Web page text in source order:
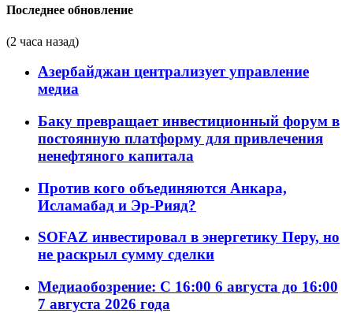
Последнее обновление
(2 часа назад)
Азербайджан централизует управление
медиа
Баку превращает инвестиционный форум в
постоянную платформу для привлечения
ненефтяного капитала
Против кого объединяются Анкара,
Исламабад и Эр-Рияд?
SOFAZ инвестировал в энергетику Перу, но
не раскрыл сумму сделки
Медиаобозрение: С 16:00 6 августа до 16:00
7 августа 2026 года